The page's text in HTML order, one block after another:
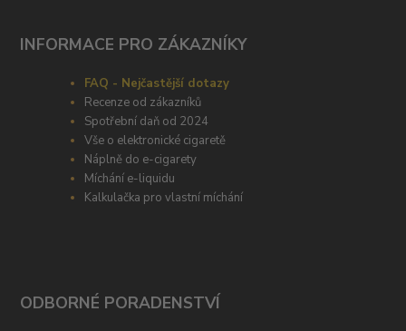
INFORMACE PRO ZÁKAZNÍKY
FAQ - Nejčastější dotazy
Recenze od zákazníků
Spotřební daň od 2024
Vše o elektronické cigaretě
Náplně do e-cigarety
Míchání e-liquidu
Kalkulačka pro vlastní míchání
ODBORNÉ PORADENSTVÍ